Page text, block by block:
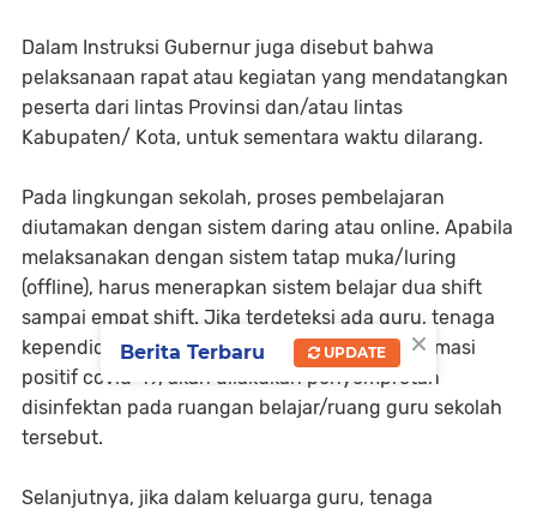
Dalam Instruksi Gubernur juga disebut bahwa
pelaksanaan rapat atau kegiatan yang mendatangkan
peserta dari lintas Provinsi dan/atau lintas
Kabupaten/ Kota, untuk sementara waktu dilarang.
Pada lingkungan sekolah, proses pembelajaran
diutamakan dengan sistem daring atau online. Apabila
melaksanakan dengan sistem tatap muka/luring
(offline), harus menerapkan sistem belajar dua shift
sampai empat shift. Jika terdeteksi ada guru, tenaga
kependidikan dan/atau peserta didik terkonfirmasi
positif covid-19, akan dilakukan penyemprotan
disinfektan pada ruangan belajar/ruang guru sekolah
tersebut.
Selanjutnya, jika dalam keluarga guru, tenaga
×
Berita Terbaru UPDATE